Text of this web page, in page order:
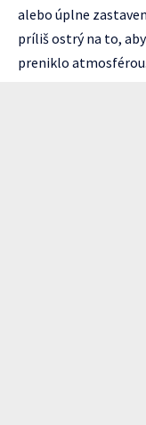
alebo úplne
príliš ostrý na to,
preniklo atmosférou.